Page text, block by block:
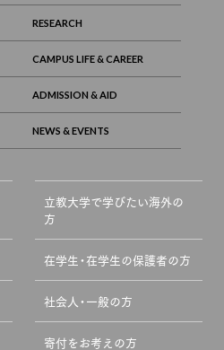
立教大学で学びたい海外の
方
在学生・在学生の保護者の方
社会人・一般の方
寄付をお考えの方